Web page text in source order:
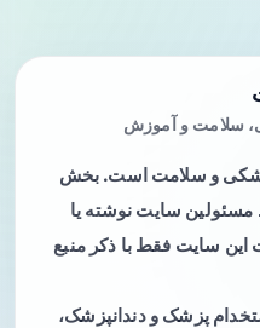
سلامت و آموزش
و سلامت است. بخش
سایت نوشته یا
این سایت فقط با ذکر منبع
پزشک و دندانپزشک،